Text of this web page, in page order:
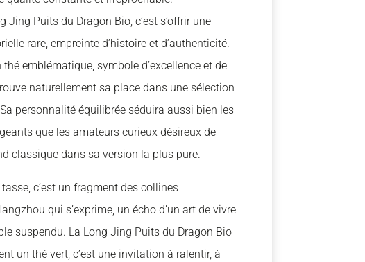
Jing Puits du Dragon Bio, c’est s’offrir une
rare, empreinte d’histoire et d’authenticité.
thé emblématique, symbole d’excellence et de
naturellement sa place dans une sélection
personnalité équilibrée séduira aussi bien les
que les amateurs curieux désireux de
classique dans sa version la plus pure.
c’est un fragment des collines
qui s’exprime, un écho d’un art de vivre
suspendu. La Long Jing Puits du Dragon Bio
un thé vert, c’est une invitation à ralentir, à